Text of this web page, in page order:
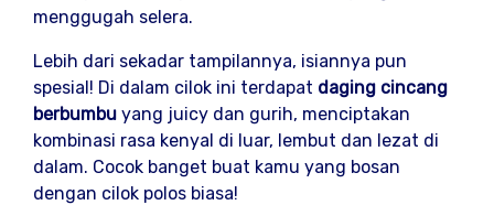
menggugah selera.
Lebih dari sekadar tampilannya, isiannya pun
spesial! Di dalam cilok ini terdapat daging cincang
berbumbu yang juicy dan gurih, menciptakan
kombinasi rasa kenyal di luar, lembut dan lezat di
dalam. Cocok banget buat kamu yang bosan
dengan cilok polos biasa!